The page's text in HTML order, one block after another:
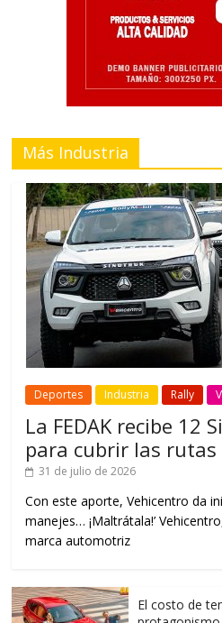
Más Industria
Deportes Industria Rally
La FEDAK recibe 12
para cubrir las rutas
31 de julio de 2026
Con este aporte, Vehicentro da
manejes… ¡Maltrátala!’
marca automotriz
El costo de